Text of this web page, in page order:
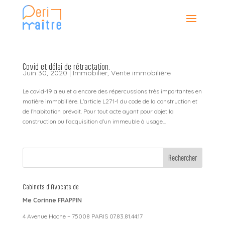
Covid et délai de rétractation.
Juin 30, 2020 | Immobilier, Vente immobilière
Le covid-19 a eu et a encore des répercussions très importantes en
matière immobilière. L’article L271-1 du code de la construction et
de l’habitation prévoit. Pour tout acte ayant pour objet la
construction ou l’acquisition d’un immeuble à usage...
Cabinets d’Avocats de
Me Corinne FRAPPIN
4 Avenue Hoche – 75008 PARIS 07.83.81.44.17